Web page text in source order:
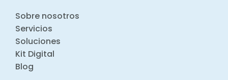
Sobre nosotros
Servicios
Soluciones
Kit Digital
Blog